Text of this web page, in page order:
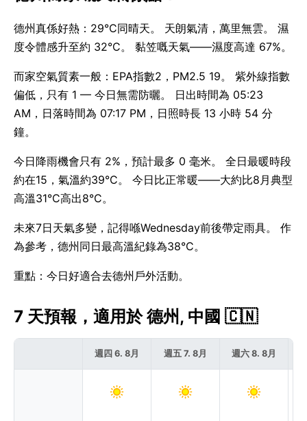
德州真係好熱：29°C同晴天。 天朗氣清，萬里無雲。 濕
度令體感升至約 32°C。 黏笠嘅天氣——濕度高達 67%。
而家空氣質素一般：EPA指數2，PM2.5 19。 紫外線指數
偏低，只有 1 — 今日無需防曬。 日出時間為 05:23
AM，日落時間為 07:17 PM，日照時長 13 小時 54 分
鐘。
今日降雨機會只有 2%，預計最多 0 毫米。 全日最暖時段
約在15，氣溫約39°C。 今日比正常暖——大約比8月典型
高溫31°C高出8°C。
未來7日天氣多變，記得喺Wednesday前後帶定雨具。 作
為參考，德州同日最高溫紀錄為38°C。
重點：今日好適合去德州戶外活動。
7 天預報，適用於 德州, 中國 🇨🇳
週四 6. 8月 週五 7. 8月 週六 8. 8月